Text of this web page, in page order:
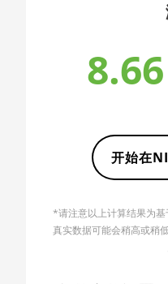
🏳ㅤ AWG - ƒ
🇧🇦ㅤ BAM - KM
🏳ㅤ BBD - Bds$
🇧🇬ㅤ BGN
AMD CPU Ryzen 3
AMD CPU Ryzen 5
AMD CPU Ryzen 5
AMD CPU Ryzen 5
AMD CPU Ryzen 5
开始在
*请注意以上计算结果为基
真实数据可能会稍高或稍